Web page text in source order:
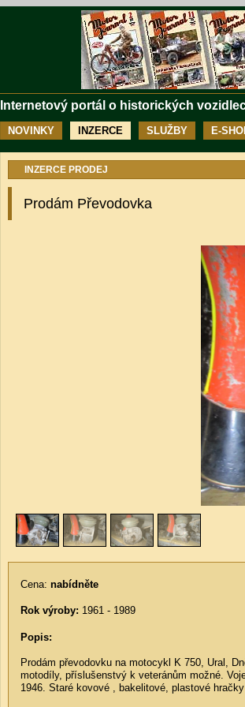
Internetový portál o historických
NOVINKY INZERCE SLUŽBY E-
INZERCE PRODEJ
Prodám Převodovka
Cena: nabídněte
Rok výroby: 1961 - 1989
Popis:
Prodám převodovku na motocykl K 750, Ural,
motodíly, příslušenstvý k veteránům možné.
1946. Staré kovové , bakelitové, plastové